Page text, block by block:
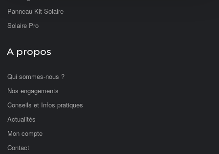
Panneau Kit Solaire
Solaire Pro
A propos
Qui sommes-nous ?
Nos engagements
Conseils et Infos pratiques
Actualités
Mon compte
Contact